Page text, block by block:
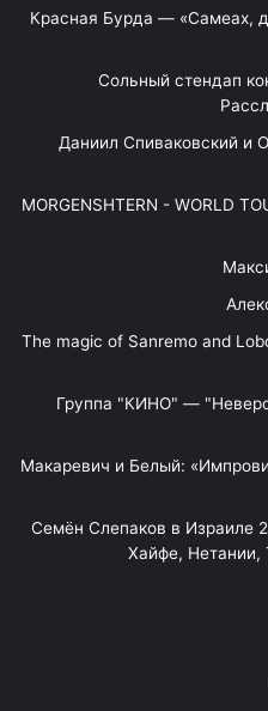
Красная Бурда — «Самеах,
"Сольный стендап
"Даниил Спиваковский и
MORGENSHTERN - WORLD
"The magic of Sanremo and
Группа "КИНО" —
Макаревич и Белый:
Семён Слепаков в Израиле
Хайфе, Нетании,